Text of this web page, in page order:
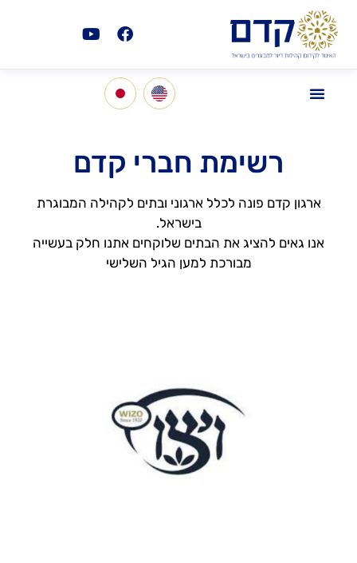
רשימת חברי קדם
ארגון קדם פונה לכלל ארגוני ובתים לקהילה המבוגרת
בישראל.
אנו גאים להציג את הבתים שלוקחים אתנו חלק בעשייה
מבורכת למען הגיל השלישי